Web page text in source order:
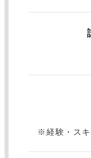
※経験・スキ